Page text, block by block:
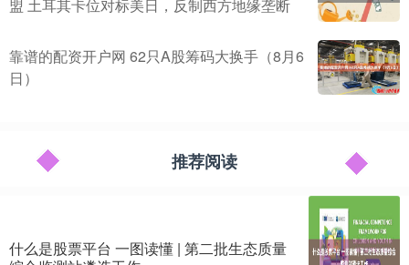
盟 土耳其卡位对标美日，反制西方地缘垄断
靠谱的配资开户网 62只A股筹码大换手（8月6
日）
推荐阅读
什么是股票平台 一图读懂 | 第二批生态质量